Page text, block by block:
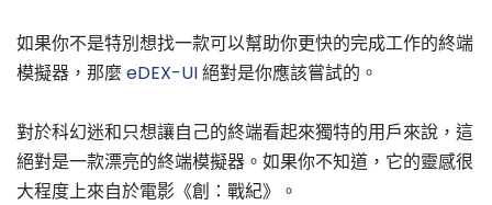
如果你不是特別想找一款可以幫助你更快的完成工作的終端
模擬器，那麼 eDEX-UI絕對是你應該嘗試的。
對於科幻迷和只想讓自己的終端看起來獨特的用戶來說，這
絕對是一款漂亮的終端模擬器。如果你不知道，它的靈感很
大程度上來自於電影《創：戰紀》。